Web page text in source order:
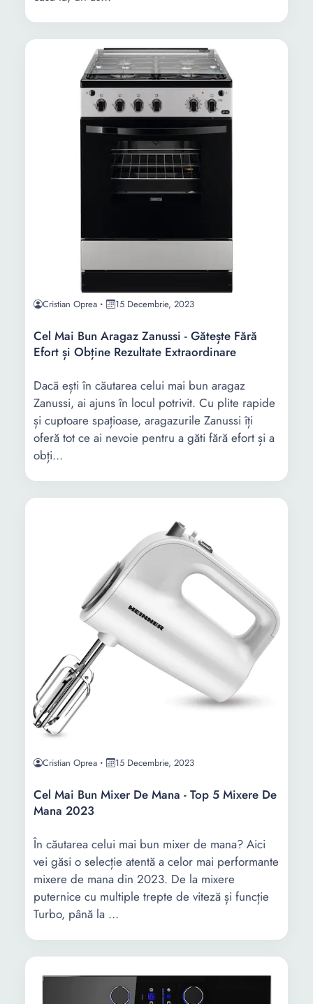
Cristian Oprea 15 Decembrie, 2023
Cel Mai Bun Aragaz Zanussi - Gătește Fără
Efort și Obține Rezultate Extraordinare
Dacă ești în căutarea celui mai bun aragaz
Zanussi, ai ajuns în locul potrivit. Cu plite rapide
și cuptoare spațioase, aragazurile Zanussi îți
oferă tot ce ai nevoie pentru a găti fără efort și a
obți...
Cristian Oprea 15 Decembrie, 2023
Cel Mai Bun Mixer De Mana - Top 5 Mixere De
Mana 2023
În căutarea celui mai bun mixer de mana? Aici
vei găsi o selecție atentă a celor mai performante
mixere de mana din 2023. De la mixere
puternice cu multiple trepte de viteză și funcție
Turbo, până la ...